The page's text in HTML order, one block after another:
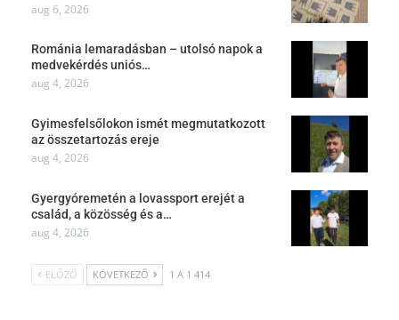
aug 6, 2026
Románia lemaradásban – utolsó napok a
medvekérdés uniós…
aug 4, 2026
Gyimesfelsőlokon ismét megmutatkozott
az összetartozás ereje
aug 4, 2026
Gyergyóremetén a lovassport erejét a
család, a közösség és a…
aug 4, 2026
ELŐZŐ KÖVETKEZŐ 1 A 1 414